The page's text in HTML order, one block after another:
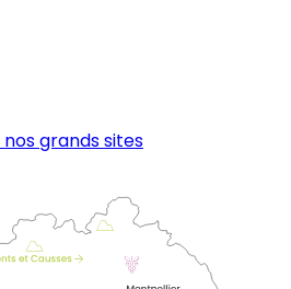
grands sites